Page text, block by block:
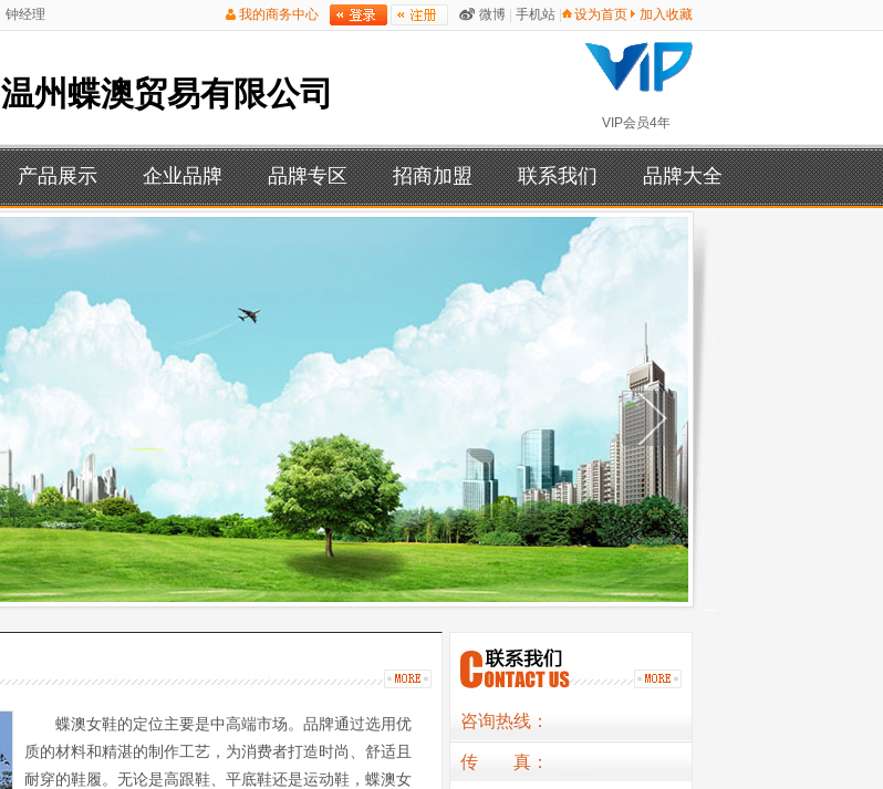
设为首页 加入收藏
手机站
微博
我的商务中心
钟经理
VIP会员4年
温州蝶澳贸易有限公司
产品展示 企业品牌 品牌专区 招商加盟 联系我们 品牌大全
蝶澳女鞋的定位主要是中高端市场。品牌通过选用优
质的材料和精湛的制作工艺，为消费者打造时尚、舒适且
耐穿的鞋履。无论是高跟鞋、平底鞋还是运动鞋，蝶澳女
咨询热线：
传 真 ：